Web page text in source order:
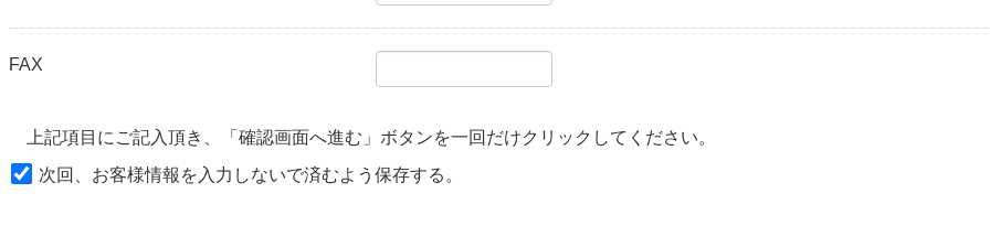
FAX
上記項目にご記入頂き、「確認画面へ進む」ボタンを一回だけクリックしてください。
次回、お客様情報を入力しないで済むよう保存する。